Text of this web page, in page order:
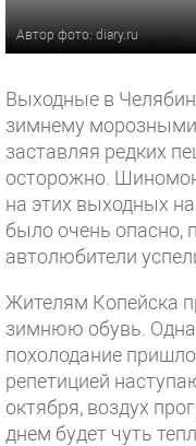
Автор фото: diary.ru
Выходные в
зимнему
заставляя редких
осторожно.
на этих выходных
было очень опасно,
автолюбители
Жителям Копейска
зимнюю обувь.
похолодание
репетицией
октября, воздух
днем будет чуть